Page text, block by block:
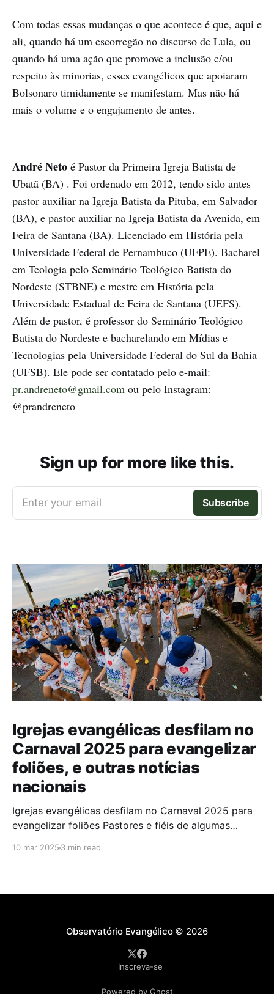
Com todas essas mudanças o que acontece é que, aqui e
ali, quando há um escorregão no discurso de Lula, ou
quando há uma ação que promove a inclusão e/ou
respeito às minorias, esses evangélicos que apoiaram
Bolsonaro timidamente se manifestam. Mas não há
mais o volume e o engajamento de antes.
André Neto é Pastor da Primeira Igreja Batista de
Ubatã (BA) . Foi ordenado em 2012, tendo sido antes
pastor auxiliar na Igreja Batista da Pituba, em Salvador
(BA), e pastor auxiliar na Igreja Batista da Avenida, em
Feira de Santana (BA). Licenciado em História pela
Universidade Federal de Pernambuco (UFPE). Bacharel
em Teologia pelo Seminário Teológico Batista do
Nordeste (STBNE) e mestre em História pela
Universidade Estadual de Feira de Santana (UEFS).
Além de pastor, é professor do Seminário Teológico
Batista do Nordeste e bacharelando em Mídias e
Tecnologias pela Universidade Federal do Sul da Bahia
(UFSB). Ele pode ser contatado pelo e-mail:
pr.andreneto@gmail.com ou pelo Instagram:
@prandreneto
Sign up for more like this.
Enter your email Subscribe
Igrejas evangélicas desfilam no
Carnaval 2025 para evangelizar
foliões, e outras notícias
nacionais
Igrejas evangélicas desfilam no Carnaval 2025 para
evangelizar foliões Pastores e fiéis de algumas
10 mar 2025 3 min read
Observatório Evangélico© 2026
Inscreva-se
Powered by Ghost